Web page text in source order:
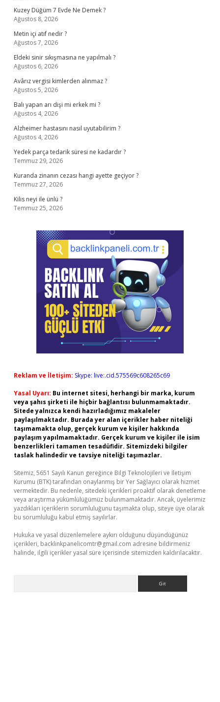
Kuzey Düğüm 7 Evde Ne Demek ?
Ağustos 8, 2026
Metin içi atıf nedir ?
Ağustos 7, 2026
Eldeki sinir sıkışmasına ne yapılmalı ?
Ağustos 6, 2026
Avârız vergisi kimlerden alınmaz ?
Ağustos 5, 2026
Balı yapan arı dişi mi erkek mi ?
Ağustos 4, 2026
Alzheimer hastasını nasıl uyutabilirim ?
Ağustos 4, 2026
Yedek parça tedarik süresi ne kadardır ?
Temmuz 29, 2026
Kuranda zinanın cezası hangi ayette geçiyor ?
Temmuz 27, 2026
Kilis neyi ile ünlü ?
Temmuz 25, 2026
Reklam ve İletişim: Skype: live:.cid.575569c608265c69
Yasal Uyarı: Bu internet sitesi, herhangi bir marka, kurum
veya şahıs şirketi ile hiçbir bağlantısı bulunmamaktadır.
Sitede yalnızca kendi hazırladığımız makaleler
paylaşılmaktadır. Burada yer alan içerikler haber niteliği
taşımamakta olup, gerçek kurum ve kişiler hakkında
paylaşım yapılmamaktadır. Gerçek kurum ve kişiler ile isim
benzerlikleri tamamen tesadüfidir. Sitemizdeki bilgiler
taslak halindedir ve tavsiye niteliği taşımazlar.
Sitemiz, 5651 Sayılı Kanun gereğince Bilgi Teknolojileri ve İletişim
Kurumu (BTK) tarafından onaylanmış bir Yer Sağlayıcı olarak hizmet
vermektedir. Bu nedenle, sitedeki içerikleri proaktif olarak denetleme
veya araştırma yükümlülüğümüz bulunmamaktadır. Ancak, üyelerimiz
yazdıkları içeriklerin sorumluluğunu taşımakta olup, siteye üye olarak
bu sorumluluğu kabul etmiş sayılırlar.
Hukuka ve yasal düzenlemelere aykırı olduğunu düşündüğünüz
içerikleri, backlinkpanelicomtr@gmail.com adresine bildirmeniz
halinde, ilgili içerikler yasal süre içerisinde sitemizden kaldırılacaktır.